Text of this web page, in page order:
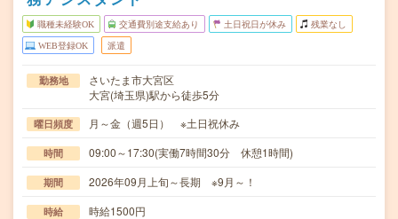
職種未経験OK 交通費別途支給あり 土日祝日が休み 残業なし
WEB登録OK 派遣
勤務地
さいたま市大宮区
大宮(埼玉県)駅から徒歩5分
曜日頻度 月～金（週5日） ※土日祝休み
時間 09:00～17:30(実働7時間30分 休憩1時間)
期間 2026年09月上旬～長期 ※9月～！
時給 時給1500円